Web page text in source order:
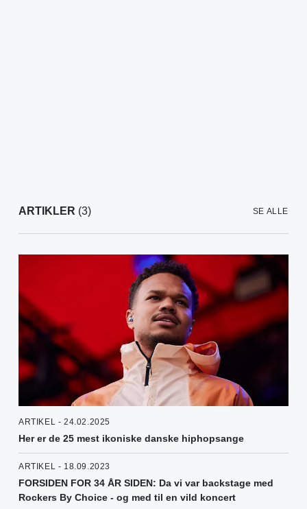
ARTIKLER (3) SE ALLE
ARTIKEL - 24.02.2025
Her er de 25 mest ikoniske danske hiphopsange
ARTIKEL - 18.09.2023
FORSIDEN FOR 34 ÅR SIDEN: Da vi var backstage med
Rockers By Choice - og med til en vild koncert